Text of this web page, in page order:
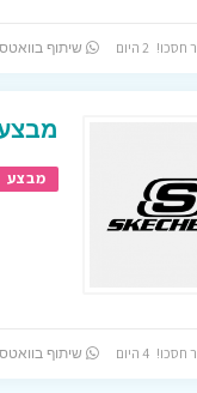
שיתוף
מבצע
שיתוף